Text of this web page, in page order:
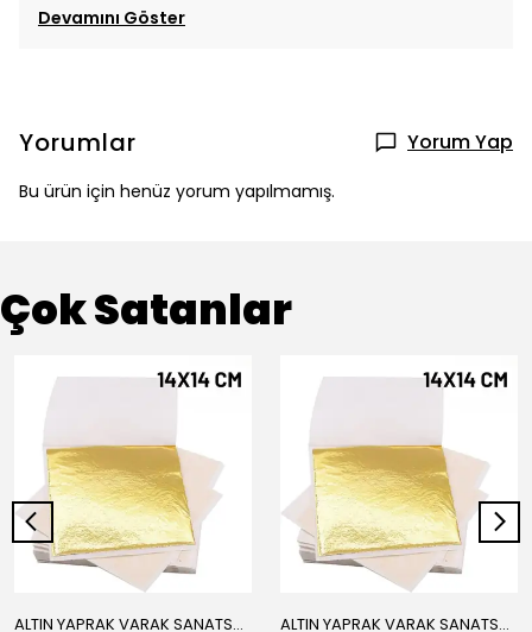
Devamını Göster
Yorumlar Yorum Yap
Bu ürün için henüz yorum yapılmamış.
Çok Satanlar
ALTIN YAPRAK VARAK SANATSAL BÜYÜK BOY FOLYO EPOKSİ REÇİNE NAİL ART 16 ADET 14X14 CM ALTIN RENK ALTIN YAPRAK VARAK SANATSAL BÜYÜK BOY FOLYO EPOKSİ REÇİNE NAİL ART 8 ADET ALTIN RENK 14X14 CM